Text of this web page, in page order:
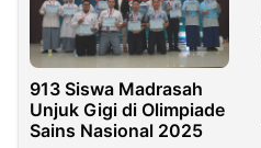
913 Siswa Madrasah
Unjuk Gigi di Olimpiade
Sains Nasional 2025